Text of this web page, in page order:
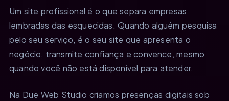
Um site profissional é o que separa empresas
lembradas das esquecidas. Quando alguém pesquisa
pelo seu serviço, é o seu site que apresenta o
negócio, transmite confiança e convence, mesmo
quando você não está disponível para atender.
Na Due Web Studio criamos presenças digitais sob